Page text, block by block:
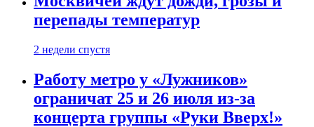
перепады температур
2 недели спустя
Работу метро у «Лужников»
ограничат 25 и 26 июля из-за
концерта группы «Руки Вверх!»